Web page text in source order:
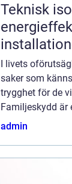
Teknisk isolering
I livets
saker som
trygghet för de
Familjeskydd är
admin